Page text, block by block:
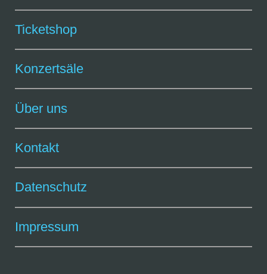
Ticketshop
Konzertsäle
Über uns
Kontakt
Datenschutz
Impressum